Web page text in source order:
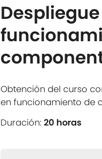
Obtención del curso
en funcionamiento de
Duración:20 horas